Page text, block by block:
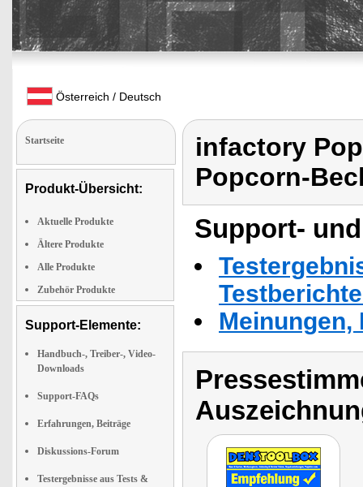
Österreich / Deutsch
Startseite
Produkt-Übersicht:
Aktuelle Produkte
Ältere Produkte
Alle Produkte
Zubehör Produkte
Support-Elemente:
Handbuch-, Treiber-, Video-
Downloads
Support-FAQs
Erfahrungen, Beiträge
Diskussions-Forum
Testergebnisse aus Tests &
infactory
Popcorn-
Support-